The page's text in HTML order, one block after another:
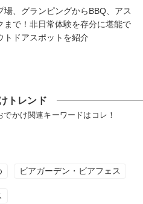
場、グランピングからBBQ、アス
まで！非日常体験を存分に堪能で
トドアスポットを紹介
トレンド
かけ関連キーワードはコレ！
ビアガーデン・ビアフェス